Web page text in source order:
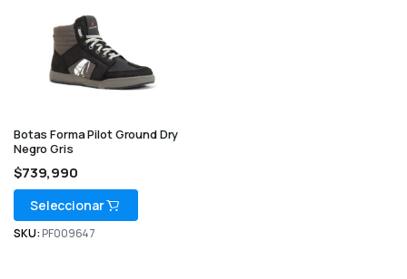
Botas Forma Pilot Ground Dry
Negro Gris
$739,990
Seleccionar
SKU: PF009647